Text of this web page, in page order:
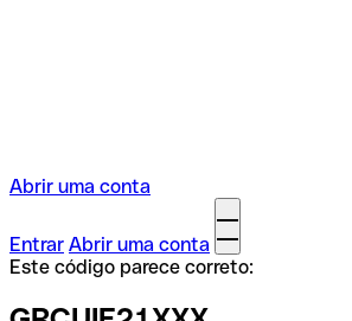
Abrir uma conta
Entrar Abrir uma conta
Este código parece correto: